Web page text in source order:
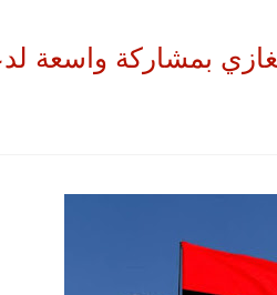
بمشاركة واسعة